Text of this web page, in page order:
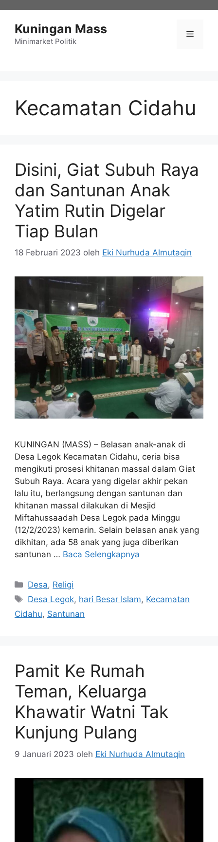
Kuningan Mass
Minimarket Politik
Menu
Kecamatan Cidahu
Disini, Giat Subuh Raya
dan Santunan Anak
Yatim Rutin Digelar
Tiap Bulan
18 Februari 2023 oleh Eki Nurhuda Almutaqin
KUNINGAN (MASS) – Belasan anak-anak di
Desa Legok Kecamatan Cidahu, ceria bisa
mengikuti prosesi khitanan massal dalam Giat
Subuh Raya. Acara yang digelar akhir pekan
lalu itu, berlangsung dengan santunan dan
khitanan massal dilakukan di Mesjid
Miftahussaadah Desa Legok pada Minggu
(12/2/2023) kemarin. Selain belasan anak yang
dikhitan, ada 58 anak yang juga diberikan
santunan … Baca Selengkapnya
Kategori
Desa, Religi
Tag
Desa Legok, hari Besar Islam, Kecamatan
Cidahu, Santunan
Pamit Ke Rumah
Teman, Keluarga
Khawatir Watni Tak
Kunjung Pulang
9 Januari 2023 oleh Eki Nurhuda Almutaqin